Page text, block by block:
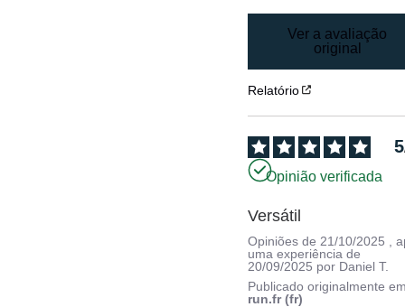
Ver a avaliação
original
Relatório
5
Opinião verificada
Versátil
Opiniões de 21/10/2025
,
uma experiência de
20/09/2025 por Daniel T.
Publicado originalmente
run.fr (fr)